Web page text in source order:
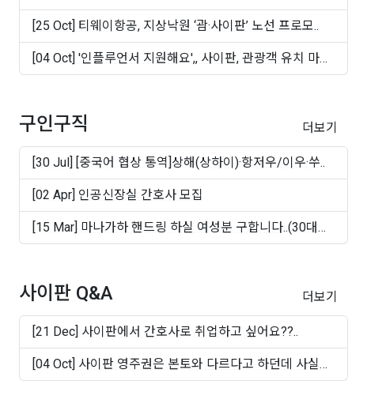
..
[25 Oct] 티웨이항공, 지상낙원 ‘괌·사이판’ 노선 프로모..
[04 Oct] '인플루언서 지원해요',, 사이판, 관광객 유치 마
케..
구인구직 더보기
[30 Jul] [중국어 협상 통역]상해(상하이)·항저우/이우·쑤..
[02 Apr] 인공신장실 간호사 모집
[15 Mar] 마나가하 핸드링 하실 여성분 구합니다..(30대
~50십..
사이판 Q&A 더보기
[21 Dec] 사이판에서 간호사로 취업하고 싶어요??..
[04 Oct] 사이판 영주권은 본토와 다르다고 하던데 사실인
가..